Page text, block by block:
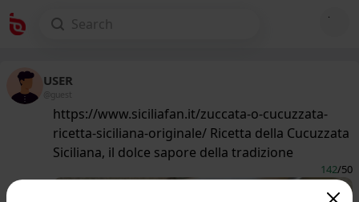
USER
@guest
https://www.siciliafan.it/zuccata-o-cucuzzata-
ricetta-siciliana-originale/ Ricetta della Cucuzzata
Siciliana, il dolce sapore della tradizione
142/50